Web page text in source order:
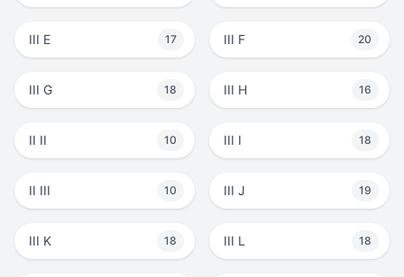
III E 17 III F 20
III G 18 III H 16
II II 10 III I 18
II III 10 III J 19
III K 18 III L 18